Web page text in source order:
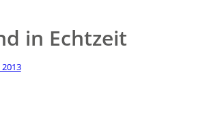
in Echtzeit